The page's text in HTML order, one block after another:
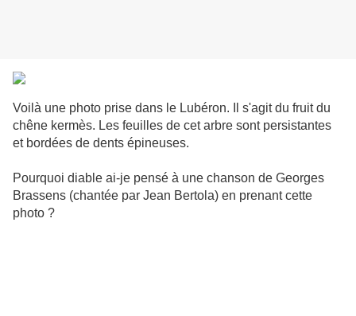
Voilà une photo prise dans le Lubéron. Il s'agit du fruit du
chêne kermès. Les feuilles de cet arbre sont persistantes
et bordées de dents épineuses.
Pourquoi diable ai-je pensé à une chanson de Georges
Brassens (chantée par Jean Bertola) en prenant cette
photo ?